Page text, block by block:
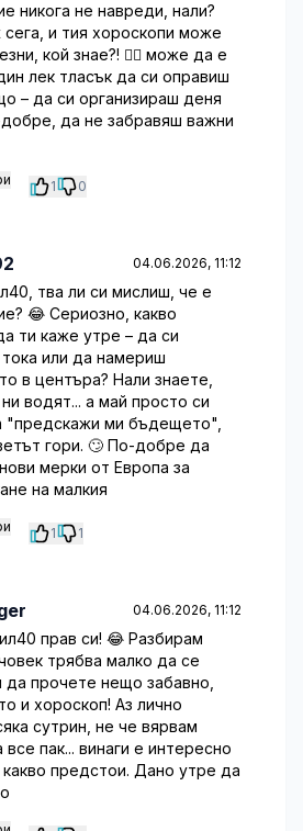
никога не навреди, нали?
и тия хороскопи може
кой знае?! 🤷‍♂️ може да е
лек тласък да си оправиш
– да си организираш деня
да не забравяш важни
1 0
04.06.2026, 11:12
тва ли си мислиш, че е
😂 Сериозно, какво
ти каже утре – да си
или да намериш
в центъра? Нали знаете,
водят... а май просто си
"предскажи ми бъдещето",
гори. 🙄 По-добре да
мерки от Европа за
на малкия
1 1
04.06.2026, 11:12
прав си! 😂 Разбирам
трябва малко да се
да прочете нещо забавно,
и хороскоп! Аз лично
сутрин, не че вярвам
все пак... винаги е интересно
предстои. Дано утре да